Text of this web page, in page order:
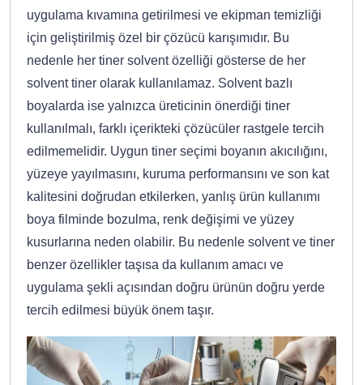
uygulama kıvamına getirilmesi ve ekipman temizliği
için geliştirilmiş özel bir çözücü karışımıdır. Bu
nedenle her tiner solvent özelliği gösterse de her
solvent tiner olarak kullanılamaz. Solvent bazlı
boyalarda ise yalnızca üreticinin önerdiği tiner
kullanılmalı, farklı içerikteki çözücüler rastgele tercih
edilmemelidir. Uygun tiner seçimi boyanın akıcılığını,
yüzeye yayılmasını, kuruma performansını ve son kat
kalitesini doğrudan etkilerken, yanlış ürün kullanımı
boya filminde bozulma, renk değişimi ve yüzey
kusurlarına neden olabilir. Bu nedenle solvent ve tiner
benzer özellikler taşısa da kullanım amacı ve
uygulama şekli açısından doğru ürünün doğru yerde
tercih edilmesi büyük önem taşır.